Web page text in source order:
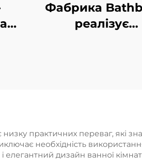
Фабрика
реалізує
матового
крана
практичних переваг, які
необхідність
дизайн ванної